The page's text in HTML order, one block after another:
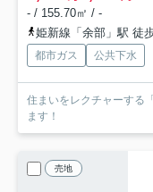
- / 155.70㎡ / -
姫新線「余部」駅 徒
都市ガス 公共下水
住まいをレクチャーする
ます！
売地